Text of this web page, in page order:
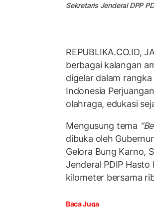
Sekretaris Jenderal DPP
REPUBLIKA.CO.ID,
berbagai kalangan
digelar dalam
Indonesia Perjuangan
olahraga, edukasi
Mengusung tema
dibuka oleh
Gelora Bung Karno,
Jenderal PDIP Hasto
kilometer bersama
Baca Juga